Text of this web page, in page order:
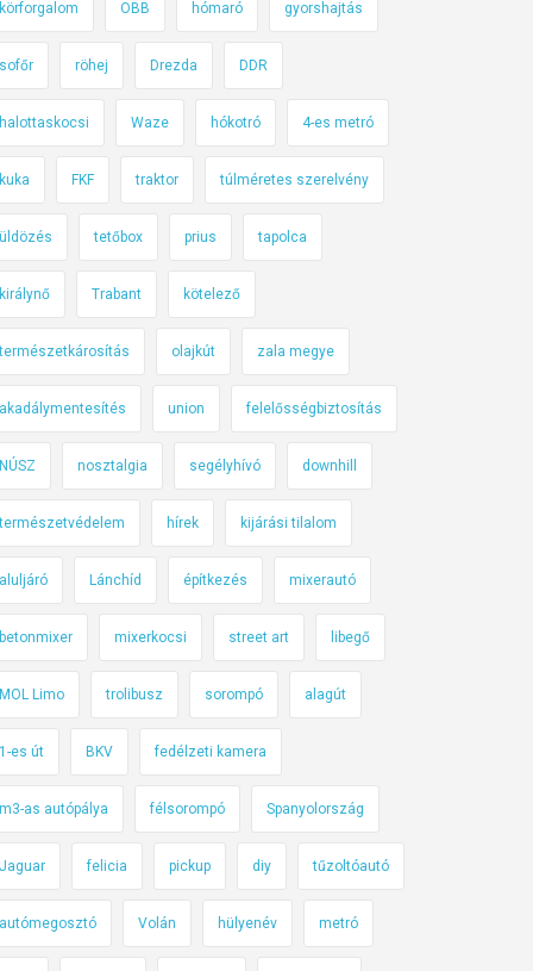
körforgalom OBB hómaró gyorshajtás
sofőr röhej Drezda DDR
halottaskocsi Waze hókotró 4-es metró
kuka FKF traktor túlméretes szerelvény
üldözés tetőbox prius tapolca
királynő Trabant kötelező
természetkárosítás olajkút zala megye
akadálymentesítés union felelősségbiztosítás
NÚSZ nosztalgia segélyhívó downhill
természetvédelem hírek kijárási tilalom
aluljáró Lánchíd építkezés mixerautó
betonmixer mixerkocsi street art libegő
MOL Limo trolibusz sorompó alagút
1-es út BKV fedélzeti kamera
m3-as autópálya félsorompó Spanyolország
Jaguar felicia pickup diy tűzoltóautó
autómegosztó Volán hülyenév metró